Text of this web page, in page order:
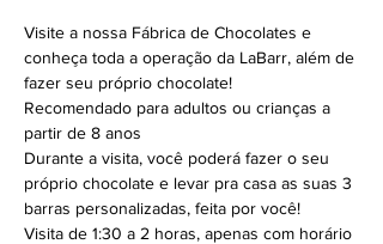
Visite a nossa Fábrica de Chocolates e
conheça toda a operação da LaBarr, além de
fazer seu próprio chocolate!
Recomendado para adultos ou crianças a
partir de 8 anos
Durante a visita, você poderá fazer o seu
próprio chocolate e levar pra casa as suas 3
barras personalizadas, feita por você!
Visita de 1:30 a 2 horas, apenas com horário